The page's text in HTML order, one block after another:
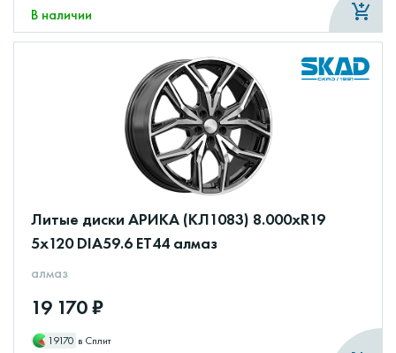
В наличии
Литые диски АРИКА (КЛ1083) 8.000xR19
5x120 DIA59.6 ET44 алмаз
алмаз
19 170 ₽
19170 в Сплит